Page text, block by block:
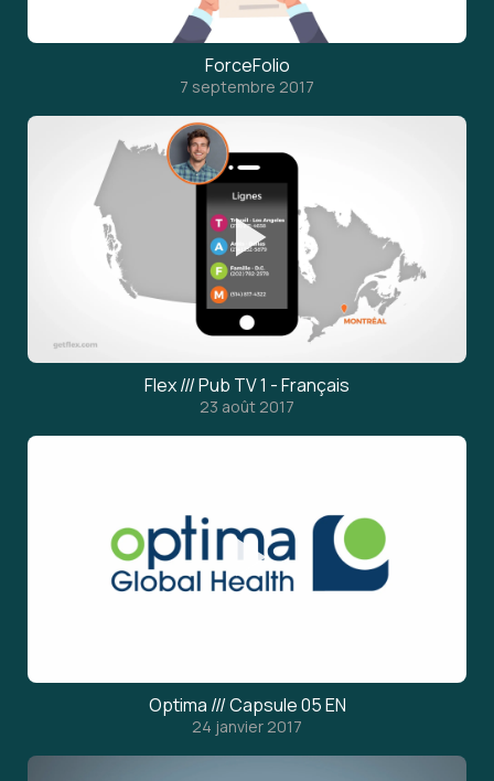
ForceFolio
7 septembre 2017
Flex /// Pub TV 1 - Français
23 août 2017
Optima /// Capsule 05 EN
24 janvier 2017